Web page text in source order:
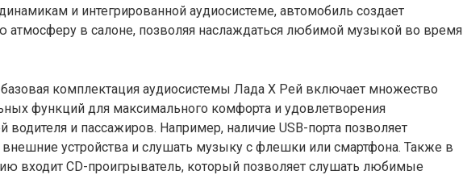
и интегрированной аудиосистеме, автомобиль создает
атмосферу в салоне, позволяя наслаждаться любимой музыкой во время
комплектация аудиосистемы Лада Х Рей включает множество
функций для максимального комфорта и удовлетворения
водителя и пассажиров. Например, наличие USB-порта позволяет
устройства и слушать музыку с флешки или смартфона. Также в
входит CD-проигрыватель, который позволяет слушать любимые